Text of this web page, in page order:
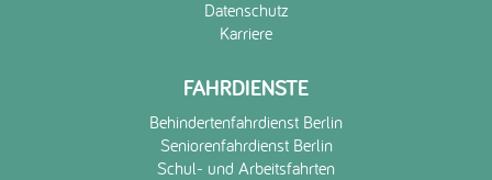
Datenschutz
Karriere
FAHRDIENSTE
Behindertenfahrdienst Berlin
Seniorenfahrdienst Berlin
Schul- und Arbeitsfahrten